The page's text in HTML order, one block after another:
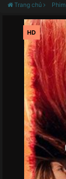
Trang chủ
HD